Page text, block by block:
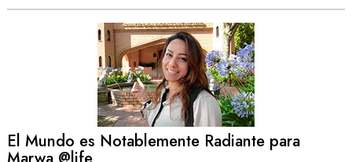
El Mundo es Notablemente Radiante para